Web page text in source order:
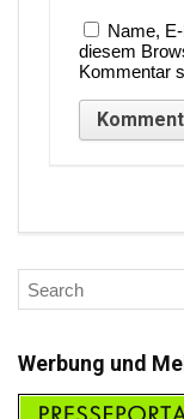
Name,
diesem
Kommentar
Werbung und